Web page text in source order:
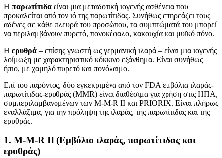
Η παρωτίτιδα είναι μια μεταδοτική ιογενής ασθένεια που
προκαλείται από τον ιό της παρωτίτιδας. Συνήθως επηρεάζει τους
αδένες σε κάθε πλευρά του προσώπου, τα συμπτώματά του μπορεί
να περιλαμβάνουν πυρετό, πονοκέφαλο, κακουχία και μυϊκό πόνο.
Η ερυθρά – επίσης γνωστή ως γερμανική ιλαρά – είναι μια ιογενής
λοίμωξη με χαρακτηριστικό κόκκινο εξάνθημα. Είναι συνήθως
ήπιο, με χαμηλό πυρετό και πονόλαιμο.
Επί του παρόντος, δύο εγκεκριμένα από τον FDA εμβόλια ιλαράς-
παρωτίτιδας-ερυθράς (MMR) είναι διαθέσιμα για χρήση στις ΗΠΑ,
συμπεριλαμβανομένων των M-M-R II και PRIORIX. Είναι πλήρως
εναλλάξιμα, για την πρόληψη της ιλαράς, της παρωτίτιδας και της
ερυθράς.
1. M-M-R II (Εμβόλιο ιλαράς, παρωτίτιδας και
ερυθράς)